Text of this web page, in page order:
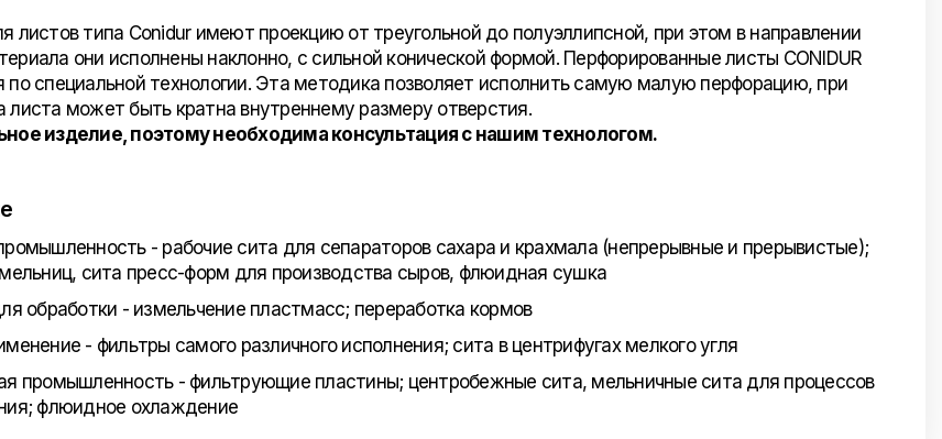
листов типа Conidur имеют проекцию от треугольной до полуэллипсной, при этом в направлении
они исполнены наклонно, с сильной конической формой. Перфорированные листы CONIDUR
по специальной технологии. Эта методика позволяет исполнить самую малую перфорацию, при
листа может быть кратна внутреннему размеру отверстия.
изделие, поэтому необходима консультация с нашим технологом.
- рабочие сита для сепараторов сахара и крахмала (непрерывные и прерывистые);
сита пресс-форм для производства сыров, флюидная сушка
обработки - измельчение пластмасс; переработка кормов
- фильтры самого различного исполнения; сита в центрифугах мелкого угля
промышленность - фильтрующие пластины; центробежные сита, мельничные сита для процессов
флюидное охлаждение